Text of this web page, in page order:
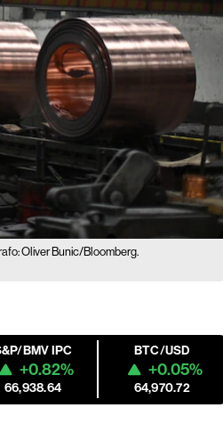
Oliver Bunic/Bloomberg.
BMV IPC
+0.82%
66,938.64
BTC/USD
+0.05%
64,970.72